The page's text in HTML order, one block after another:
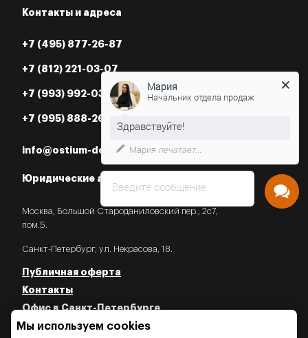
Контакты и адреса
+7 (495) 877-26-87
+7 (812) 221-03-07
+7 (993) 992-03-07
+7 (995) 888-26-87
info@ostium-doors.ru
Юридические адреса в РФ
Москва, Большой Староданиловский пер., 2с7,
пом.5.
Санкт-Петербург, ул. Некрасова, 18.
Публичная оферта
Контакты
Офис в Санкт-Петербурге
Политика конфиденциальности
Мы используем cookies
Введите сообщение
Мария
Начальник отдела продаж
Мария печатает...